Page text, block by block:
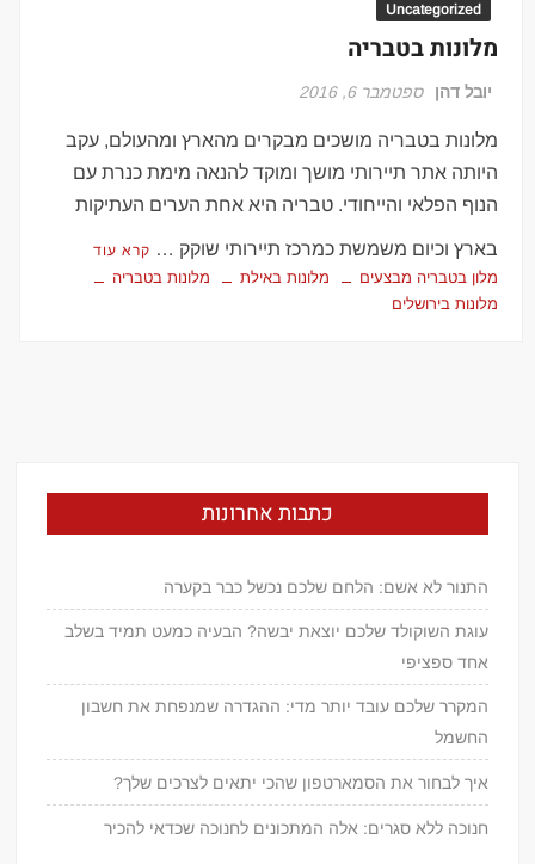
Uncategorized
מלונות בטבריה
יובל דהן ספטמבר 6, 2016
מלונות בטבריה מושכים מבקרים מהארץ ומהעולם, עקב
היותה אתר תיירותי מושך ומוקד להנאה מימת כנרת עם
הנוף הפלאי והייחודי. טבריה היא אחת הערים העתיקות
בארץ וכיום משמשת כמרכז תיירותי שוקק … קרא עוד
מלון בטבריה מבצעים מלונות באילת
מלונות בטבריה
מלונות בירושלים
כתבות אחרונות
התנור לא אשם: הלחם שלכם נכשל כבר בקערה
עוגת השוקולד שלכם יוצאת יבשה? הבעיה כמעט תמיד בשלב
אחד ספציפי
המקרר שלכם עובד יותר מדי: ההגדרה שמנפחת את חשבון
החשמל
איך לבחור את הסמארטפון שהכי יתאים לצרכים שלך?
חנוכה ללא סגרים: אלה המתכונים לחנוכה שכדאי להכיר